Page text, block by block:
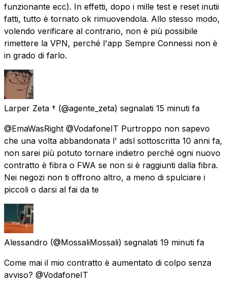
funzionante ecc). In effetti, dopo i mille test e reset inutii
fatti, tutto è tornato ok rimuovendola. Allo stesso modo,
volendo verificare al contrario, non è più possibile
rimettere la VPN, perché l'app Sempre Connessi non è
in grado di farlo.
Larper Zeta † (@agente_zeta) segnalati 15 minuti fa
@EmaWasRight @VodafoneIT Purtroppo non sapevo
che una volta abbandonata l' adsl sottoscritta 10 anni fa,
non sarei più potuto tornare indietro perché ogni nuovo
contratto è fibra o FWA se non si è raggiunti dalla fibra.
Nei negozi non ti offrono altro, a meno di spulciare i
piccoli o darsi al fai da te
Alessandro (@MossaliMossali) segnalati 19 minuti fa
Come mai il mio contratto è aumentato di colpo senza
avviso? @VodafoneIT